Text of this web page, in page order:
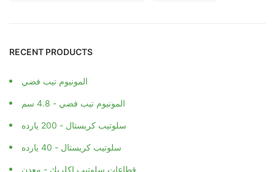
RECENT PRODUCTS
المونيوم تيب فضي
المونيوم تيب فضي - 4.8 سم
سلوتيب كريستال - 200 يارده
سلوتيب كريستال - 40 يارده
قطاعات سلوتيب اكلريك - معدن